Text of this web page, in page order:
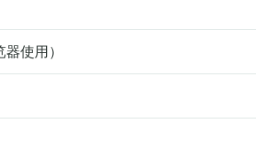
使用）